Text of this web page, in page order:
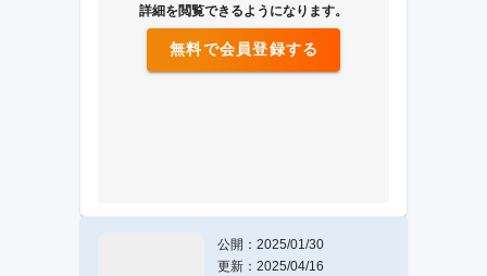
詳細を閲覧できるようになります。
無料で会員登録する
公開：2025/01/30
更新：2025/04/16